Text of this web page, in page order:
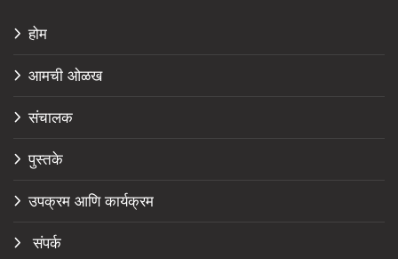
होम
आमची ओळख
संचालक
पुस्तके
उपक्रम आणि कार्यक्रम
संपर्क